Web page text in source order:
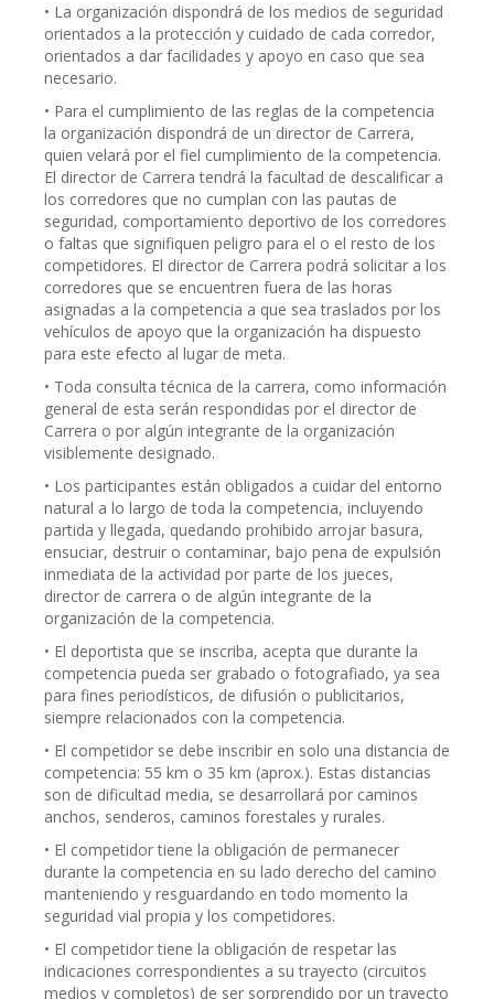
• La organización dispondrá de los medios de seguridad
orientados a la protección y cuidado de cada corredor,
orientados a dar facilidades y apoyo en caso que sea
necesario.
• Para el cumplimiento de las reglas de la competencia
la organización dispondrá de un director de Carrera,
quien velará por el fiel cumplimiento de la competencia.
El director de Carrera tendrá la facultad de descalificar a
los corredores que no cumplan con las pautas de
seguridad, comportamiento deportivo de los corredores
o faltas que signifiquen peligro para el o el resto de los
competidores. El director de Carrera podrá solicitar a los
corredores que se encuentren fuera de las horas
asignadas a la competencia a que sea traslados por los
vehículos de apoyo que la organización ha dispuesto
para este efecto al lugar de meta.
• Toda consulta técnica de la carrera, como información
general de esta serán respondidas por el director de
Carrera o por algún integrante de la organización
visiblemente designado.
• Los participantes están obligados a cuidar del entorno
natural a lo largo de toda la competencia, incluyendo
partida y llegada, quedando prohibido arrojar basura,
ensuciar, destruir o contaminar, bajo pena de expulsión
inmediata de la actividad por parte de los jueces,
director de carrera o de algún integrante de la
organización de la competencia.
• El deportista que se inscriba, acepta que durante la
competencia pueda ser grabado o fotografiado, ya sea
para fines periodísticos, de difusión o publicitarios,
siempre relacionados con la competencia.
• El competidor se debe inscribir en solo una distancia de
competencia: 55 km o 35 km (aprox.). Estas distancias
son de dificultad media, se desarrollará por caminos
anchos, senderos, caminos forestales y rurales.
• El competidor tiene la obligación de permanecer
durante la competencia en su lado derecho del camino
manteniendo y resguardando en todo momento la
seguridad vial propia y los competidores.
• El competidor tiene la obligación de respetar las
indicaciones correspondientes a su trayecto (circuitos
medios y completos) de ser sorprendido por un trayecto